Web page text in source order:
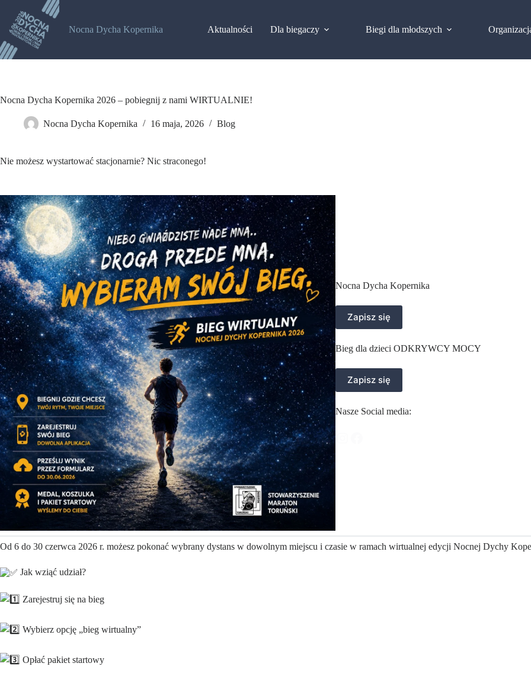
Nocna Dycha Kopernika Aktualności Dla biegaczy Biegi dla młodszych
Nocna Dycha Kopernika 2026 – pobiegnij z nami WIRTUALNIE!
Nocna Dycha Kopernika 16 maja, 2026 Blog
Nie możesz wystartować stacjonarnie? Nic straconego!
Nocna Dycha Kopernika
Zapisz się
Bieg dla dzieci ODKRYWCY MOCY
Zapisz się
Nasze Social media:
Od 6 do 30 czerwca 2026 r. możesz pokonać wybrany dystans w dowolnym miejscu i czasie w ramach wirtualnej edycji Nocnej Dychy
Jak wziąć udział?
Zarejestruj się na bieg
Wybierz opcję „bieg wirtualny”
Opłać pakiet startowy